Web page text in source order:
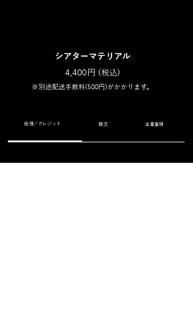
シアターマテリアル
4,400円 (税込)
※別途配送手数料(500円)がかかります。
仕様／クレジット 目次 注意事項